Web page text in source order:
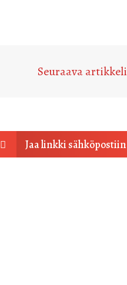
Seuraava artikkeli
 Jaa linkki sähköpostiin